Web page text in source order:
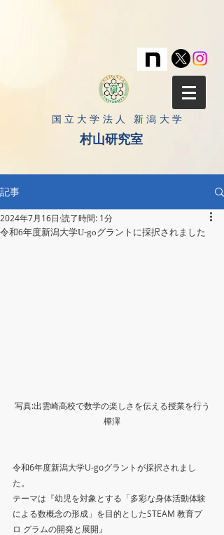
​国立大学法人 新潟大学
村山研究室
記事
令和6年度新潟大学U-goグラントに採択されました
2024年7月16日 読了時間: 1分
写真:出雲崎高校で数学の楽しさを伝える授業を行う
樺澤
令和6年度新潟大学U-goグラントが採択されまし
た。
テーマは『幼児を対象とする「多彩な身体活動体験
による数概念の形成」を目的としたSTEAM 教育プ
ロ グラムの開発と展開』